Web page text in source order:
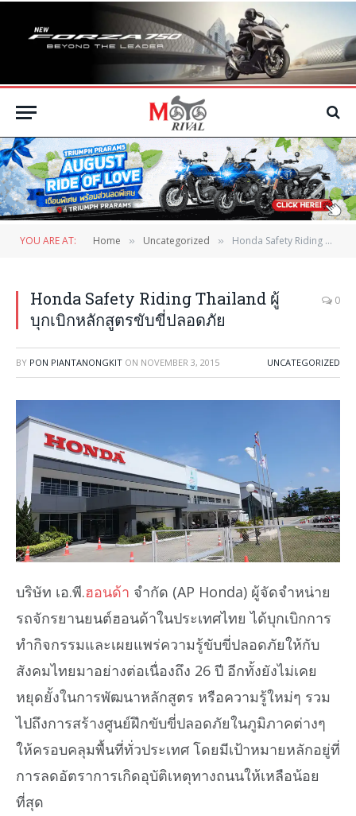
YOU ARE AT: Home » Uncategorized » Honda Safety Riding Thailand ผู้บุกเบิกหลักสูตรขับขี่ปลอดภัย
Honda Safety Riding Thailand ผู้
บุกเบิกหลักสูตรขับขี่ปลอดภัย
0
BY PON PIANTANONGKIT ON NOVEMBER 3, 2015 UNCATEGORIZED
บริษัท เอ.พี.ฮอนด้า จำกัด (AP Honda) ผู้จัดจำหน่าย
รถจักรยานยนต์ฮอนด้าในประเทศไทย ได้บุกเบิกการ
ทำกิจกรรมและเผยแพร่ความรู้ขับขี่ปลอดภัยให้กับ
สังคมไทยมาอย่างต่อเนื่องถึง 26 ปี อีกทั้งยังไม่เคย
หยุดยั้งในการพัฒนาหลักสูตร หรือความรู้ใหม่ๆ รวม
ไปถึงการสร้างศูนย์ฝึกขับขี่ปลอดภัยในภูมิภาคต่างๆ
ให้ครอบคลุมพื้นที่ทั่วประเทศ โดยมีเป้าหมายหลักอยู่ที่
การลดอัตราการเกิดอุบัติเหตุทางถนนให้เหลือน้อย
ที่สุด